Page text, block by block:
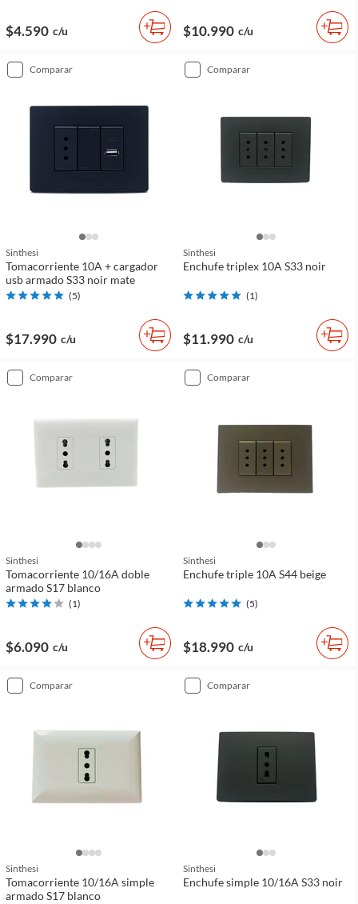
$4.590 c/u $10.990 c/u
comparar
Sinthesi
Tomacorriente 10A + cargador
usb armado S33 noir mate
(5)
$17.990 c/u
comparar
Sinthesi
Enchufe triplex 10A S33 noir
(1)
$11.990 c/u
comparar
Sinthesi
Tomacorriente 10/16A doble
armado S17 blanco
(1)
$6.090 c/u
comparar
Sinthesi
Enchufe triple 10A S44 beige
(5)
$18.990 c/u
comparar
Sinthesi
Tomacorriente 10/16A simple
armado S17 blanco
comparar
Sinthesi
Enchufe simple 10/16A S33 noir